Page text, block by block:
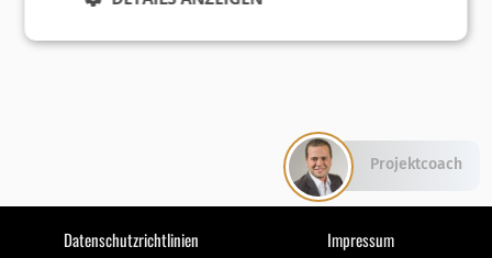
Datenschutzrichtlinien Impressum
Projektcoach